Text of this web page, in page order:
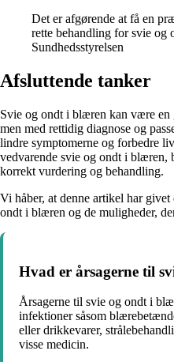
Det er afgørende at få en
rette behandling for svie og
Sundhedsstyrelsen
Afsluttende tanker
Svie og ondt i blæren kan være en
men med rettidig diagnose og
lindre symptomerne og forbedre
vedvarende svie og ondt i
korrekt vurdering og behandling.
Vi håber, at denne artikel har
ondt i blæren og de muligheder,
Hvad er årsagerne til
Årsagerne til svie og ondt i
infektioner såsom
eller drikkevarer,
visse medicin.